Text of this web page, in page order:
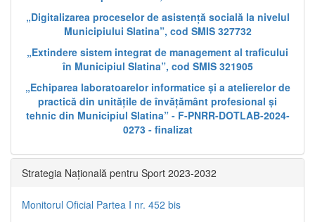
„Digitalizarea proceselor de asistență socială la nivelul
Municipiului Slatina”, cod SMIS 327732
„Extindere sistem integrat de management al traficului
în Municipiul Slatina”, cod SMIS 321905
„Echiparea laboratoarelor informatice și a atelierelor de
practică din unitățile de învățământ profesional și
tehnic din Municipiul Slatina” - F-PNRR-DOTLAB-2024-
0273 - finalizat
Strategia Națională pentru Sport 2023-2032
Monitorul Oficial Partea I nr. 452 bis